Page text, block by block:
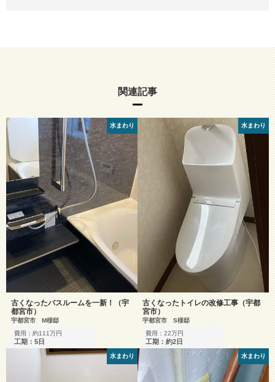
関連記事
水まわり
古くなったバスルームを一新！（宇
都宮市）
宇都宮市 M様邸
費用：約111万円
工期：5日
水まわり
古くなったトイレの改修工事（宇都
宮市）
宇都宮市 S様邸
費用：22万円
工期：約2日
水まわり 水まわり